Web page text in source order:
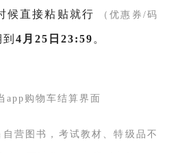
候直接粘贴就行 （优惠券/码
4月25日23:59 。
app购物车结算界面
营图书，考试教材、特级品不